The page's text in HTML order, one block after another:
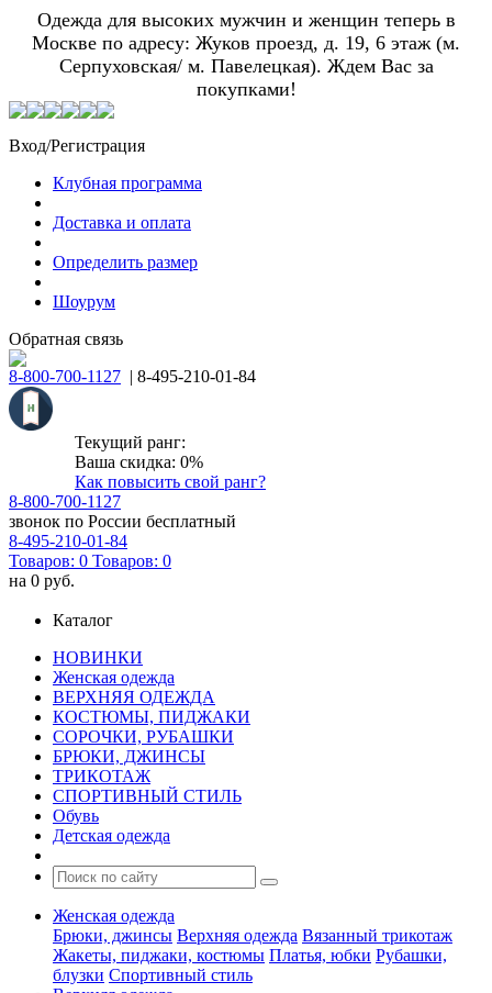
Одежда для высоких мужчин и женщин теперь в
Москве по адресу: Жуков проезд, д. 19, 6 этаж (м.
Серпуховская/ м. Павелецкая). Ждем Вас за
покупками!
Вход/Регистрация
Клубная программа
Доставка и оплата
Определить размер
Шоурум
Обратная связь
8-800-700-1127 | 8-495-210-01-84
Текущий ранг:
Ваша скидка: 0%
Как повысить свой ранг?
8-800-700-1127
звонок по России бесплатный
8-495-210-01-84
Товаров: 0 Товаров: 0
на 0 руб.
Каталог
НОВИНКИ
Женская одежда
ВЕРХНЯЯ ОДЕЖДА
КОСТЮМЫ, ПИДЖАКИ
СОРОЧКИ, РУБАШКИ
БРЮКИ, ДЖИНСЫ
ТРИКОТАЖ
СПОРТИВНЫЙ СТИЛЬ
Обувь
Детская одежда
Женская одежда
Брюки, джинсы Верхняя одежда Вязанный трикотаж
Жакеты, пиджаки, костюмы Платья, юбки Рубашки,
блузки Спортивный стиль